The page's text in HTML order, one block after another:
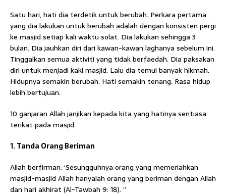
Satu hari, hati dia terdetik untuk berubah. Perkara pertama
yang dia lakukan untuk berubah adalah dengan konsisten pergi
ke masjid setiap kali waktu solat. Dia lakukan sehingga 3
bulan. Dia jauhkan diri dari kawan-kawan laghanya sebelum ini.
Tinggalkan semua aktiviti yang tidak berfaedah. Dia paksakan
diri untuk menjadi kaki masjid. Lalu dia temui banyak hikmah.
Hidupnya semakin berubah. Hati semakin tenang. Rasa hidup
lebih bertujuan.
10 ganjaran Allah janjikan kepada kita yang hatinya sentiasa
terikat pada masjid.
1. Tanda Orang Beriman
Allah berfirman: ‘Sesungguhnya orang yang memeriahkan
masjid-masjid Allah hanyalah orang yang beriman dengan Allah
dan hari akhirat (Al-Tawbah 9: 18). ”